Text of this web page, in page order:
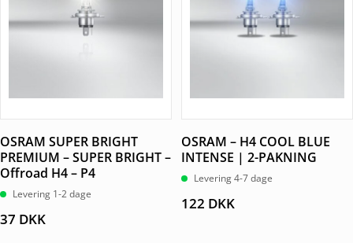
OSRAM SUPER BRIGHT
PREMIUM – SUPER BRIGHT –
Offroad H4 – P4
Levering 1-2 dage
37 DKK
OSRAM – H4 COOL BLUE
INTENSE | 2-PAKNING
Levering 4-7 dage
122 DKK